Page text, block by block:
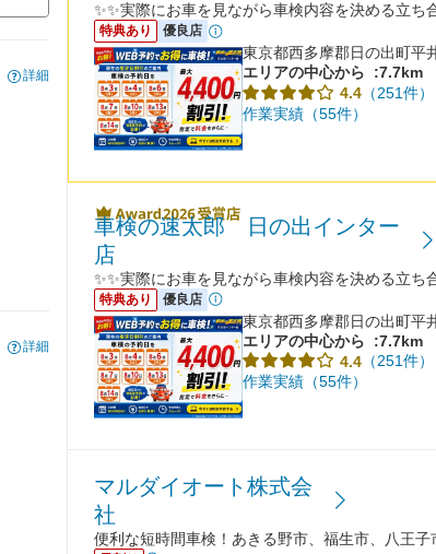
詳細
詳細
✨✨実際にお車を見ながら車検内容を決める立
特典あり 優良店
東京都西多摩郡日の出町平
エリアの中心から
:7.7km
4.4 （251件）
作業実績（55件）
車検の速太郎 日の出インター
店
✨✨実際にお車を見ながら車検内容を決める立
特典あり 優良店
東京都西多摩郡日の出町平
エリアの中心から
:7.7km
4.4 （251件）
作業実績（55件）
マルダイオート株式会
社
便利な短時間車検！あきる野市、福生市、八王子